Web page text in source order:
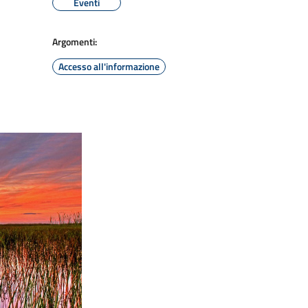
Argomenti:
Accesso all'informazione